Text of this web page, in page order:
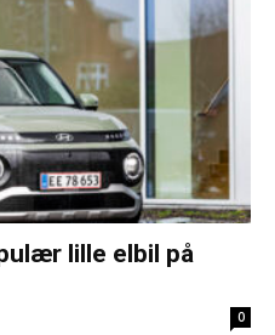
lille elbil på
0